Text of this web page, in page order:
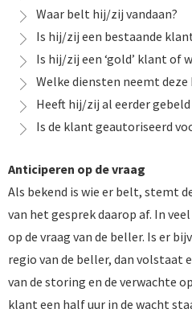
Waar belt hij/zij vandaan?
Is hij/zij een bestaande
Is hij/zij een ‘gold’ klant of
Welke diensten neemt deze
Heeft hij/zij al eerder gebeld
Is de klant geautoriseerd
Anticiperen op de vraag
Als bekend is wie er belt, stemt
van het gesprek daarop af. In
op de vraag van de beller. Is er
regio van de beller, dan volstaat
van de storing en de verwachte
klant een half uur in de wacht